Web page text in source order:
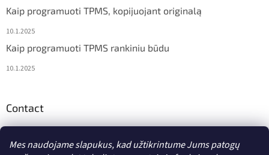
Mes naudojame slapukus, kad užtikrintume Jums patogų
Kaip programuoti TPMS, kopijuojant originalą
10.1.2025
Kaip programuoti TPMS rankiniu būdu
10.1.2025
Contact